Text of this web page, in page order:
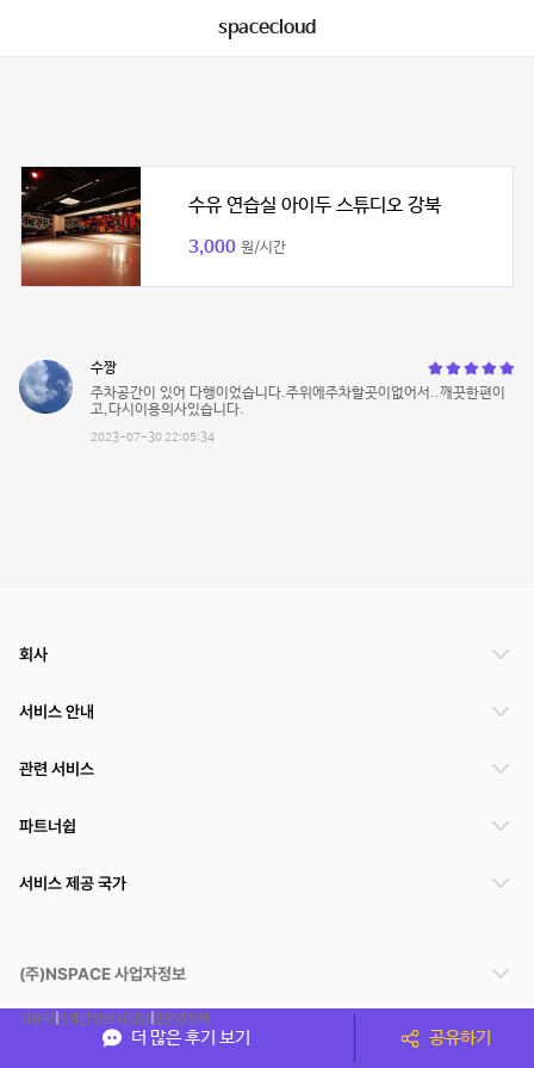
spacecloud
수유 연습실 아이두 스튜디오 강북
3,000 원/시간
수짱
주차공간이 있어 다행이었습니다.주위에주차할곳이없어서..깨끗한편이
고,다시이용의사있습니다.
2023-07-30 22:05:34
더 많은 후기 보기 공유하기
회사
서비스 안내
관련 서비스
파트너쉽
서비스 제공 국가
(주)NSPACE 사업자정보
이용약관개인정보처리방침운영정책
스페이스클라우드는 통신판매중개자이며 통신판매의 당사자가 아닙니다. 따라서 스페이스클